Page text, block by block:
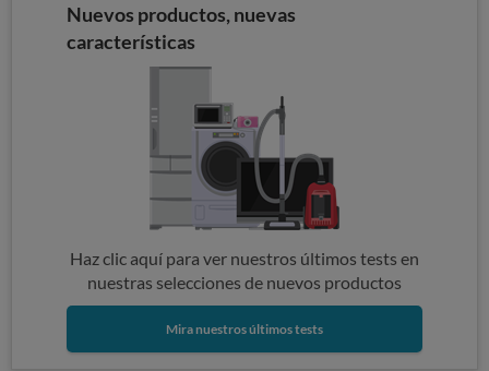
Nuevos productos, nuevas
características
Haz clic aquí para ver nuestros últimos tests en
nuestras selecciones de nuevos productos
Mira nuestros últimos tests